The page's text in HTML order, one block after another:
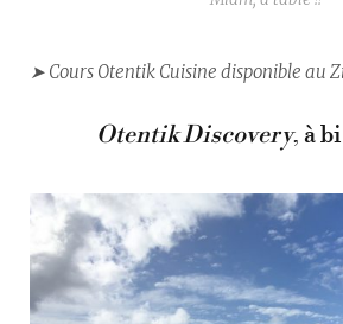
➤ Cours Otentik Cuisine disponible au
Otentik Discovery, à